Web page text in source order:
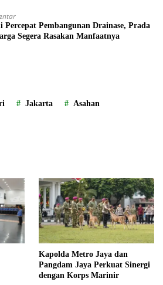
Pembangunan Drainase, Prada
Segera Rasakan Manfaatnya
Jakarta Asahan
Kapolda Metro Jaya dan
Pangdam Jaya Perkuat Sinergi
dengan Korps Marinir